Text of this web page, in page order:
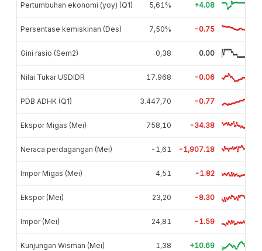
Pertumbuhan ekonomi (yoy) (Q1) 5,61% +4.08
Persentase kemiskinan (Des) 7,50% -0.75
Gini rasio (Sem2) 0,38 0.00
Nilai Tukar USDIDR 17.968 -0.06
PDB ADHK (Q1) 3.447,70 -0.77
Ekspor Migas (Mei) 758,10 -34.38
Neraca perdagangan (Mei) -1,61 -1,907.18
Impor Migas (Mei) 4,51 -1.82
Ekspor (Mei) 23,20 -8.30
Impor (Mei) 24,81 -1.59
Kunjungan Wisman (Mei) 1,38 +10.69